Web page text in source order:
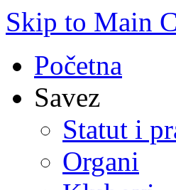
Skip to Main
Početna
Savez
Statut i
Organi